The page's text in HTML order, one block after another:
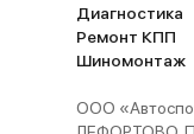
Диагностика
Ремонт КПП
Шиномонтаж
ООО